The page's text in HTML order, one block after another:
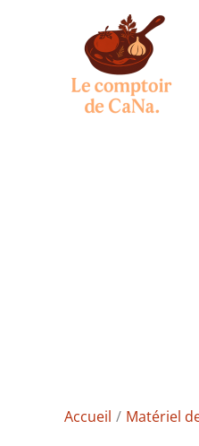
Accueil Matériel